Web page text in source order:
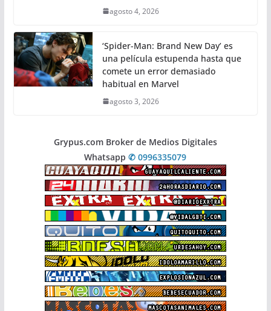
agosto 4, 2026
‘Spider-Man: Brand New Day’ es
una película estupenda hasta que
comete un error demasiado
habitual en Marvel
agosto 3, 2026
Grypus.com Broker de Medios Digitales
Whatsapp✆ 0996335079